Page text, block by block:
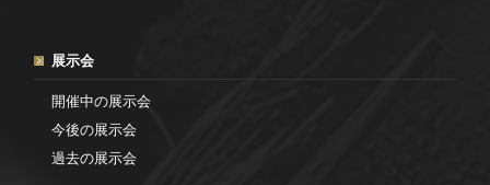
展示会
開催中の展示会
今後の展示会
過去の展示会